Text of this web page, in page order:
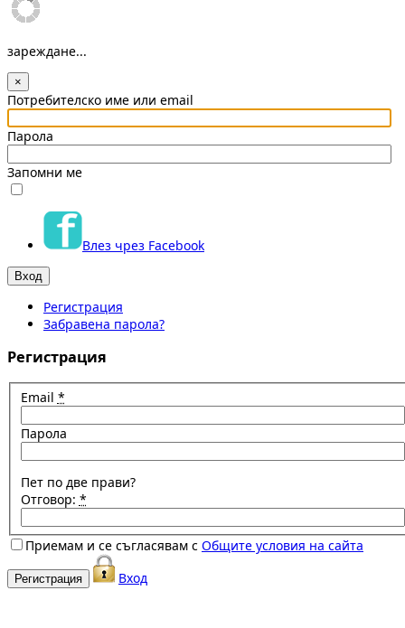
зареждане...
×
Потребителско име или email
Парола
Запомни ме
Влез чрез Facebook
Регистрация
Забравена парола?
Регистрация
Email *
Парола
Пет по две прави?
Отговор: *
Приемам и се съгласявам с Общите условия на сайта
Вход